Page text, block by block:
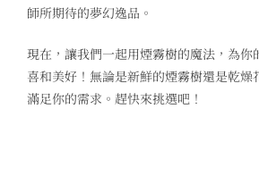
師所期待的夢幻逸品。
現在，讓我們一起用煙霧樹的魔法，為你
喜和美好！無論是新鮮的煙霧樹還是乾燥
滿足你的需求。趕快來挑選吧！